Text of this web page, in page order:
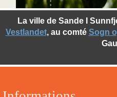
La ville de Sande I
Vestlandet, au comté Sogn